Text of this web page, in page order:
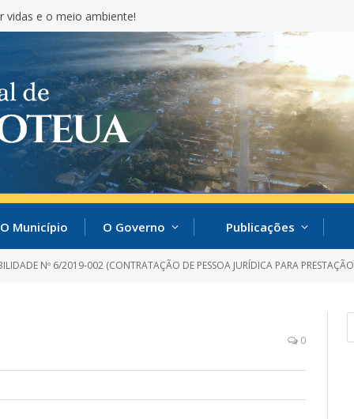
vidas e o meio ambiente!
O Município O Governo Publicações
Nº 6/2019-002 (CONTRATAÇÃO DE PESSOA JURÍDICA PARA PRESTAÇÃO DOS SERVIÇOS
0